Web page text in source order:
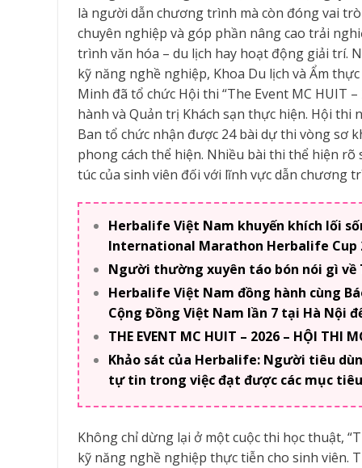
là người dẫn chương trình mà còn đóng vai
chuyên nghiệp và góp phần nâng cao trải
trình văn hóa – du lịch hay hoạt động giải trí.
kỹ năng nghề nghiệp, Khoa Du lịch và Ẩm
Minh đã tổ chức Hội thi “The Event MC HUIT
hành và Quản trị Khách sạn thực hiện. Hội
Ban tổ chức nhận được 24 bài dự thi vòng sơ
phong cách thể hiện. Nhiều bài thi thể hiện
túc của sinh viên đối với lĩnh vực dẫn chương
Herbalife Việt Nam khuyến khích lối
International Marathon Herbalife Cup
Người thường xuyên táo bón nói gì về
Herbalife Việt Nam đồng hành cùng
Cộng Đồng Việt Nam lần 7 tại Hà Nội
THE EVENT MC HUIT – 2026 – HỘI THI
Khảo sát của Herbalife: Người tiêu
tự tin trong việc đạt được các mục
Không chỉ dừng lại ở một cuộc thi học thuật,
kỹ năng nghề nghiệp thực tiễn cho sinh viên.